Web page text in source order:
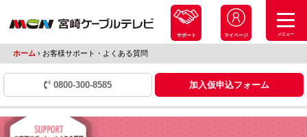
サポート マイページ メニュー
ホーム ›お客様サポート・よくある質問
0800-300-8585 加入仮申込フォーム